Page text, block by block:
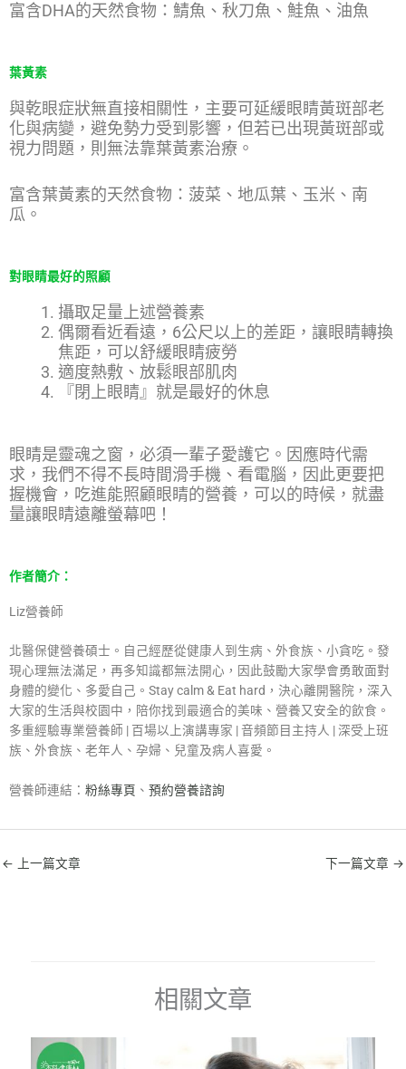
富含DHA的天然食物：鯖魚、秋刀魚、鮭魚、油魚
葉黃素
與乾眼症狀無直接相關性，主要可延緩眼睛黃斑部老
化與病變，避免勢力受到影響，但若已出現黃斑部或
視力問題，則無法靠葉黃素治療。
富含葉黃素的天然食物：菠菜、地瓜葉、玉米、南
瓜。
對眼睛最好的照顧
攝取足量上述營養素
偶爾看近看遠，6公尺以上的差距，讓眼睛轉換
焦距，可以舒緩眼睛疲勞
適度熱敷、放鬆眼部肌肉
『閉上眼睛』就是最好的休息
眼睛是靈魂之窗，必須一輩子愛護它。因應時代需
求，我們不得不長時間滑手機、看電腦，因此更要把
握機會，吃進能照顧眼睛的營養，可以的時候，就盡
量讓眼睛遠離螢幕吧！
作者簡介：
Liz營養師
北醫保健營養碩士。自己經歷從健康人到生病、外食族、小貪吃。發
現心理無法滿足，再多知識都無法開心，因此鼓勵大家學會勇敢面對
身體的變化、多愛自己。Stay calm & Eat hard，決心離開醫院，深入
大家的生活與校園中，陪你找到最適合的美味、營養又安全的飲食。
多重經驗專業營養師 | 百場以上演講專家 | 音頻節目主持人 | 深受上班
族、外食族、老年人、孕婦、兒童及病人喜愛。
營養師連結： 粉絲專頁 、 預約營養諮詢
← 上一篇文章 下一篇文章 →
相關文章